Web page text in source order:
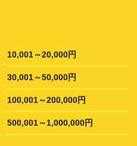
10,001～20,000円
30,001～50,000円
100,001～200,000円
500,001～1,000,000円